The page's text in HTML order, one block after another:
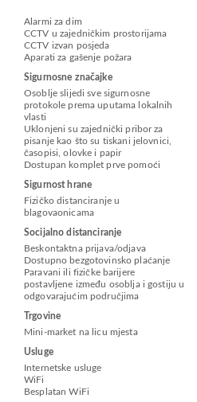
Alarmi za dim
CCTV u zajedničkim prostorijama
CCTV izvan posjeda
Aparati za gašenje požara
Sigurnosne značajke
Osoblje slijedi sve sigurnosne
protokole prema uputama lokalnih
vlasti
Uklonjeni su zajednički pribor za
pisanje kao što su tiskani jelovnici,
časopisi, olovke i papir
Dostupan komplet prve pomoći
Sigurnost hrane
Fizičko distanciranje u
blagovaonicama
Socijalno distanciranje
Beskontaktna prijava/odjava
Dostupno bezgotovinsko plaćanje
Paravani ili fizičke barijere
postavljene između osoblja i gostiju u
odgovarajućim područjima
Trgovine
Mini-market na licu mjesta
Usluge
Internetske usluge
WiFi
Besplatan WiFi